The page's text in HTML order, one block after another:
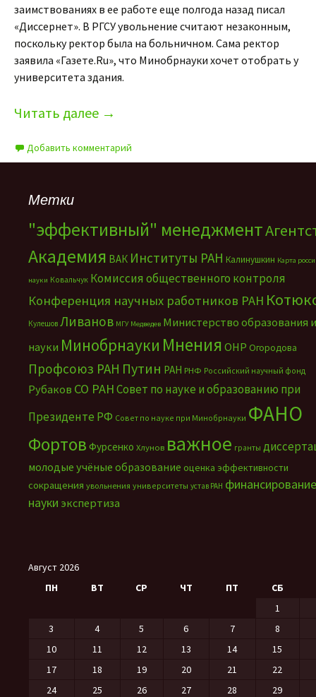
заимствованиях в ее работе еще полгода назад писал
«Диссернет». В РГСУ увольнение считают незаконным,
поскольку ректор была на больничном. Сама ректор
заявила «Газете.Ru», что Минобрнауки хочет отобрать у
университета здания.
Читать далее →
Добавить комментарий
Метки
"эффективный" менеджмент
Академия ВАК Институты РАН Калинушкин Карта
науки Ковальчук Комиссия общественного контроля
Конференция научных работников РАН
Кулешов Ливанов МГУ Медведев Министерство образования и
науки Минобрнауки Мнения ОНР Огородова
Профсоюз РАН Путин РАН РНФ Российский научный фонд
Рубаков СО РАНСовет по науке и образованию при
Президенте РФ Совет по науке при Минобрнауки ФАНО
Фортов Фурсенко Хлунов важное гранты
молодые учёные образование оценка эффективности
сокращения увольнения университеты устав РАН финансирование
науки экспертиза
Август 2026
ПН
ВТ СР ЧТ ПТ СБ
1
3
4 5 6 7
8
10
11 12 13 14
15
17
18 19 20 21
22
24
25 26 27 28
29